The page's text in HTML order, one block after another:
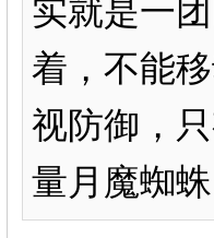
实就是一
着，不能
视防御，
量月魔蜘